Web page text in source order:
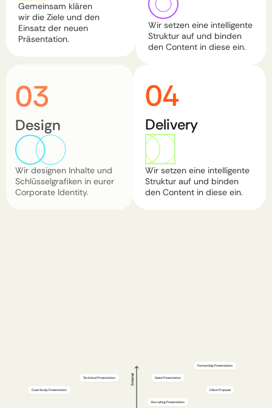
Gemeinsam klären
wir die Ziele und den
Einsatz der neuen
Präsentation.
Wir setzen eine intelligente
Struktur auf und binden
den Content in diese ein.​
03
Design
Wir designen Inhalte und
Schlüsselgrafiken in eurer
Corporate Identity. ​
04
Delivery
Wir setzen eine intelligente
Struktur auf und binden
den Content in diese ein.​
External Sales Presentation
Client Proposal
Partnership Presentation
Technical Presentation
Case Study Presentation
Recruiting Presentation